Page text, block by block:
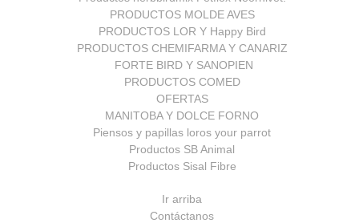
PRODUCTOS MOLDE AVES
PRODUCTOS LOR Y Happy Bird
PRODUCTOS CHEMIFARMA Y CANARIZ
FORTE BIRD Y SANOPIEN
PRODUCTOS COMED
OFERTAS
MANITOBA Y DOLCE FORNO
Piensos y papillas loros your parrot
Productos SB Animal
Productos Sisal Fibre
Ir arriba
Contáctanos